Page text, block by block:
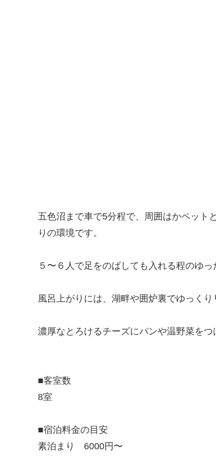
五色沼まで車で5分程で、周囲はかペット
りの環境です。
５〜６人で足をのばしても入れる程のゆ
風呂上がりには、湖畔や囲炉裏でゆっくり
濃厚なとろけるチーズにパンや温野菜をつ
■客室数
8室
■宿泊料金の目安
素泊まり 6000円〜